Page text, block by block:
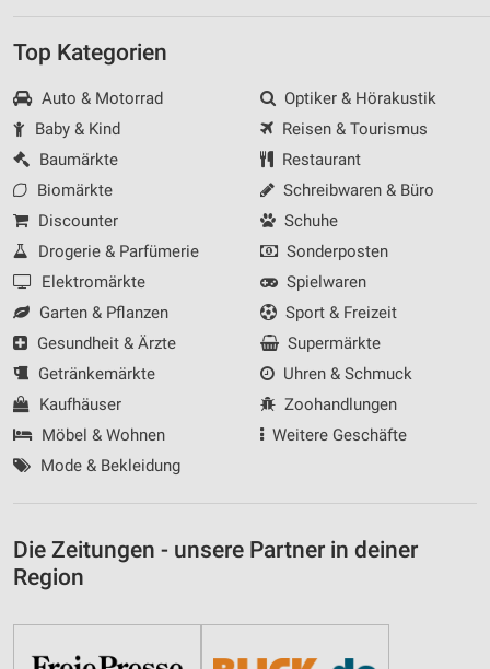
Top Kategorien
Auto & Motorrad
Baby & Kind
Baumärkte
Biomärkte
Discounter
Drogerie & Parfümerie
Elektromärkte
Garten & Pflanzen
Gesundheit & Ärzte
Getränkemärkte
Kaufhäuser
Möbel & Wohnen
Mode & Bekleidung
Optiker & Hörakustik
Reisen & Tourismus
Restaurant
Schreibwaren & Büro
Schuhe
Sonderposten
Spielwaren
Sport & Freizeit
Supermärkte
Uhren & Schmuck
Zoohandlungen
Weitere Geschäfte
Die Zeitungen - unsere Partner in deiner
Region